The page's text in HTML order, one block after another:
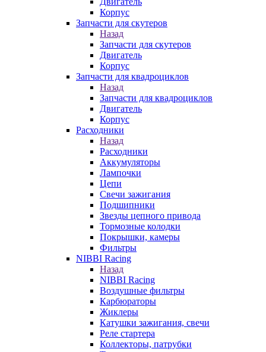
Корпус
Запчасти для скутеров
Назад
Запчасти для скутеров
Двигатель
Корпус
Запчасти для квадроциклов
Назад
Запчасти для квадроциклов
Двигатель
Корпус
Расходники
Назад
Расходники
Аккумуляторы
Лампочки
Цепи
Свечи зажигания
Подшипники
Звезды цепного привода
Тормозные колодки
Покрышки, камеры
Фильтры
NIBBI Racing
Назад
NIBBI Racing
Воздушные фильтры
Карбюраторы
Жиклеры
Катушки зажигания, свечи
Реле стартера
Коллекторы, патрубки